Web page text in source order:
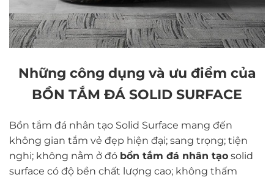
Những công dụng và ưu điểm của
BỒN TẮM ĐÁ SOLID SURFACE
Bồn tắm đá nhân tạo Solid Surface mang đến
không gian tắm vẻ đẹp hiện đại; sang trọng; tiện
nghi; không nằm ở đó bồn tắm đá nhân tạo solid
surface có độ bền chất lượng cao; không thấm